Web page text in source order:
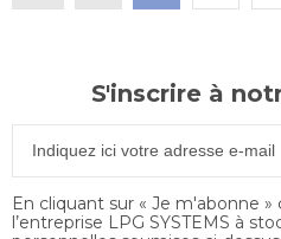
S'inscrire à
En cliquant sur « Je m'abonne »
l’entreprise LPG SYSTEMS à